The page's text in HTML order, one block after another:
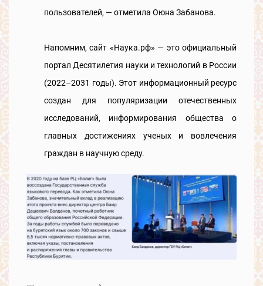
пользователей, — отметила Оюна Забанова.
Напомним, сайт «Наука.рф» — это официальный
портал Десятилетия науки и технологий в России
(2022–2031 годы). Этот информационный ресурс
создан для популяризации отечественных
исследований, информирования общества о
главных достижениях ученых и вовлечения
граждан в научную среду.